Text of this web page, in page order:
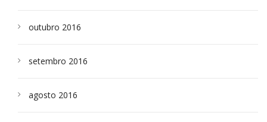
outubro 2016
setembro 2016
agosto 2016